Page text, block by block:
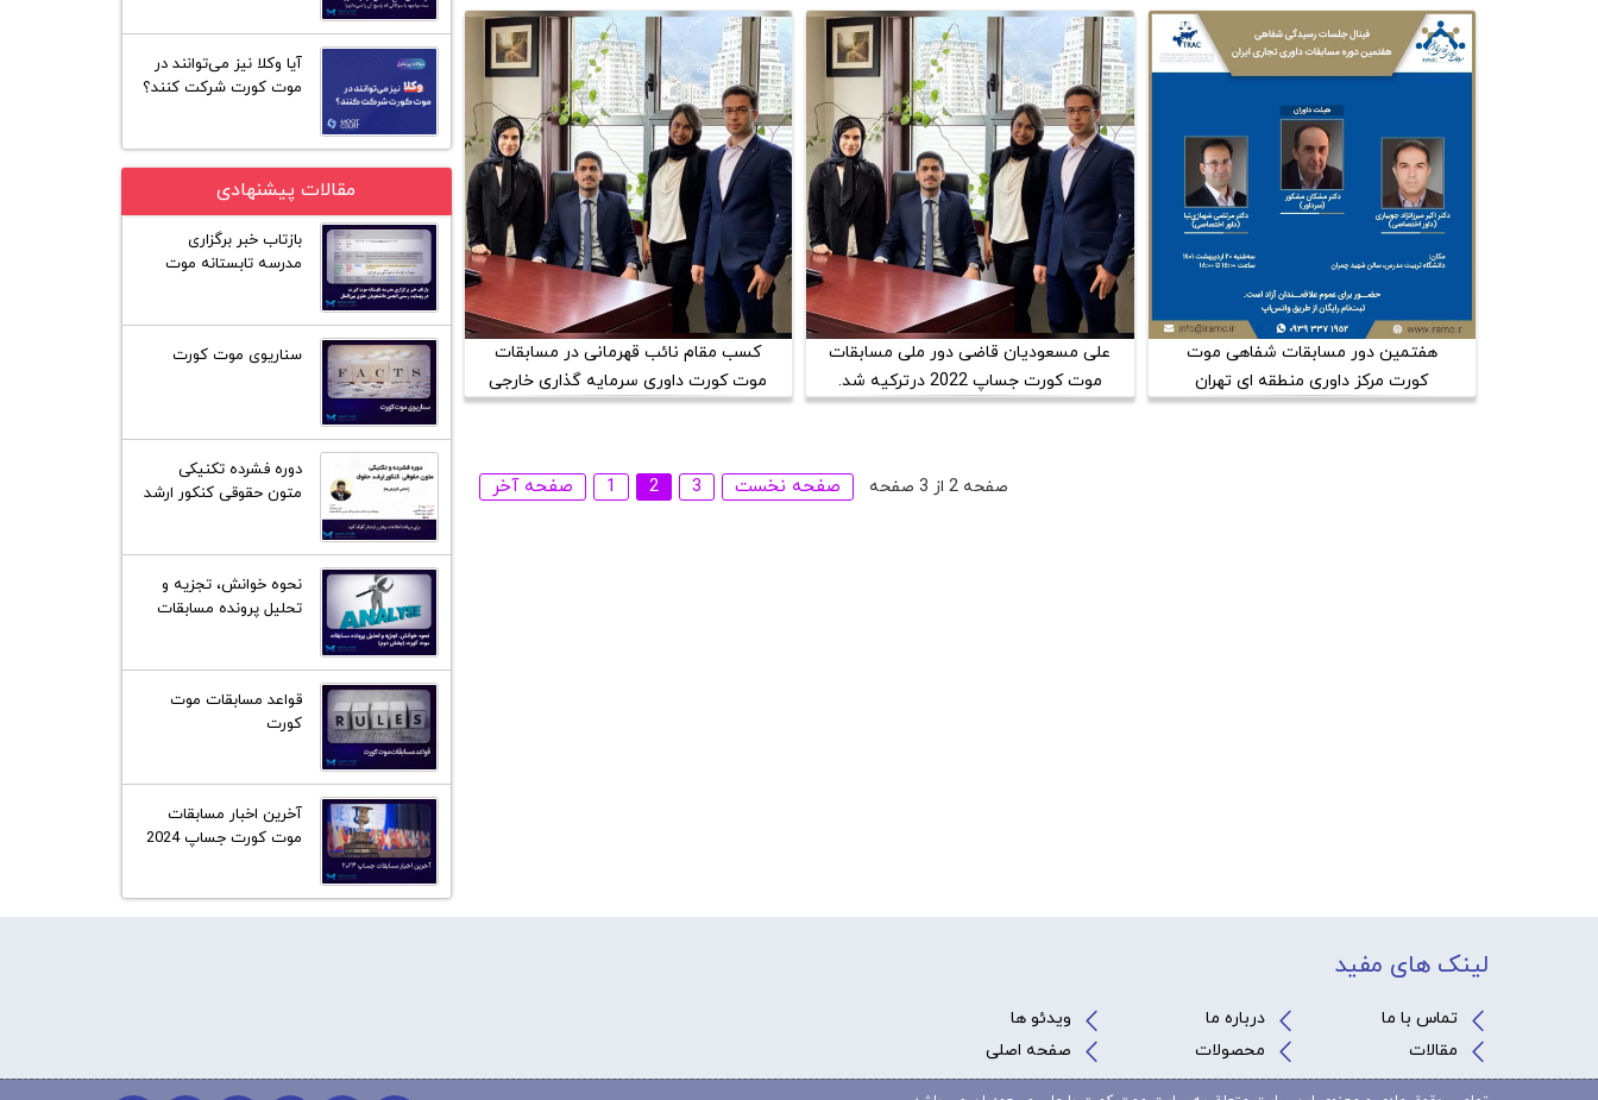
بین¬المللی سال 2023 (ICC Moot Court
Competition)
هفتمین دور مسابقات شفاهی موت
کورت مرکز داوری منطقه ای تهران
(TRAC) برگزار شد.
علی مسعودیان قاضی دور ملی مسابقات
موت کورت جساپ 2022 درترکیه شد.
کسب مقام نائب قهرمانی در مسابقات
موت کورت داوری سرمایه گذاری خارجی
فرانکفورت توسط تیم ایرانی
صفحه 2 از 3 صفحه صفحه نخست 1 2 3 صفحه آخر
آیا وکلا نیز می‌توانند در
موت کورت شرکت کنند؟
مقالات پیشنهادی
بازتاب خبر برگزاری
مدرسه تابستانه موت
واشنگتن
سناریوی موت کورت
دوره فشرده تکنیکی
متون حقوقی کنکور ارشد
نحوه خوانش، تجزیه و
تحلیل پرونده مسابقات
قواعد مسابقات موت
کورت
آخرین اخبار مسابقات
موت کورت جساپ 2024
لینک های مفید
تماس با ما درباره ما
ویدئو ها
مقالات
محصولات صفحه اصلی